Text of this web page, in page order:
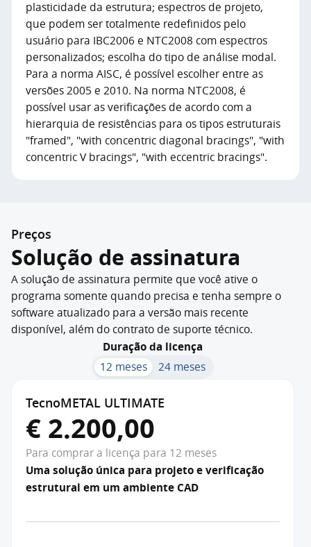
plasticidade da estrutura; espectros de projeto,
que podem ser totalmente redefinidos pelo
usuário para IBC2006 e NTC2008 com espectros
personalizados; escolha do tipo de análise modal.
Para a norma AISC, é possível escolher entre as
versões 2005 e 2010. Na norma NTC2008, é
possível usar as verificações de acordo com a
hierarquia de resistências para os tipos estruturais
"framed", "with concentric diagonal bracings", "with
concentric V bracings", "with eccentric bracings".
Preços
Solução de assinatura
A solução de assinatura permite que você ative o
programa somente quando precisa e tenha sempre o
software atualizado para a versão mais recente
disponível, além do contrato de suporte técnico.
Duração da licença
12 meses 24 meses
TecnoMETAL ULTIMATE
€ 2.200,00
Para comprar a licença para 12 meses
Uma solução única para projeto e verificação
estrutural em um ambiente CAD